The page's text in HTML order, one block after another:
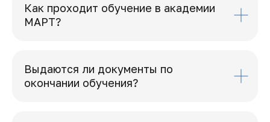
Как проходит обучение в академии
МАРТ?
Выдаются ли документы по
окончании обучения?